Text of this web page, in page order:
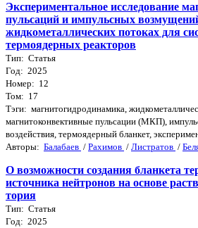
Экспериментальное исследование
пульсаций и импульсных
жидкометаллических потоках для
термоядерных реакторов
Тип: Статья
Год: 2025
Номер: 12
Том: 17
Тэги: магнитогидродинамика,
магнитоконвективные пульсации (МКП),
воздействия, термоядерный бланкет,
Авторы: Балабаев / Рахимов / Листратов /
О возможности создания бланкета
источника нейтронов на основе
тория
Тип: Статья
Год: 2025